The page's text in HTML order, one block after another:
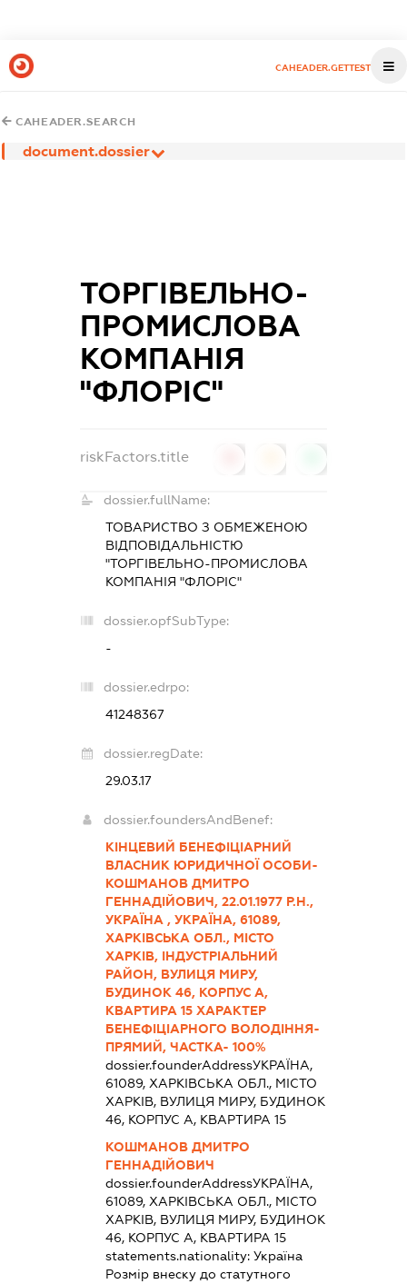
CAHEADER.GETTEST
CAHEADER.SEARCH
document.dossier
ТОРГІВЕЛЬНО-
ПРОМИСЛОВА
КОМПАНІЯ
"ФЛОРІС"
riskFactors.title
dossier.fullName:
ТОВАРИСТВО З ОБМЕЖЕНОЮ
ВІДПОВІДАЛЬНІСТЮ
"ТОРГІВЕЛЬНО-ПРОМИСЛОВА
КОМПАНІЯ "ФЛОРІС"
dossier.opfSubType:
-
dossier.edrpo:
41248367
dossier.regDate:
29.03.17
dossier.foundersAndBenef:
КІНЦЕВИЙ БЕНЕФІЦІАРНИЙ
ВЛАСНИК ЮРИДИЧНОЇ ОСОБИ-
КОШМАНОВ ДМИТРО
ГЕННАДІЙОВИЧ, 22.01.1977 Р.Н.,
УКРАЇНА , УКРАЇНА, 61089,
ХАРКІВСЬКА ОБЛ., МІСТО
ХАРКІВ, ІНДУСТРІАЛЬНИЙ
РАЙОН, ВУЛИЦЯ МИРУ,
БУДИНОК 46, КОРПУС А,
КВАРТИРА 15 ХАРАКТЕР
БЕНЕФІЦІАРНОГО ВОЛОДІННЯ-
ПРЯМИЙ, ЧАСТКА- 100%
dossier.founderAddressУКРАЇНА,
61089, ХАРКІВСЬКА ОБЛ., МІСТО
ХАРКІВ, ВУЛИЦЯ МИРУ, БУДИНОК
46, КОРПУС А, КВАРТИРА 15
КОШМАНОВ ДМИТРО
ГЕННАДІЙОВИЧ
dossier.founderAddressУКРАЇНА,
61089, ХАРКІВСЬКА ОБЛ., МІСТО
ХАРКІВ, ВУЛИЦЯ МИРУ, БУДИНОК
46, КОРПУС А, КВАРТИРА 15
statements.nationality: Україна
Розмір внеску до статутного